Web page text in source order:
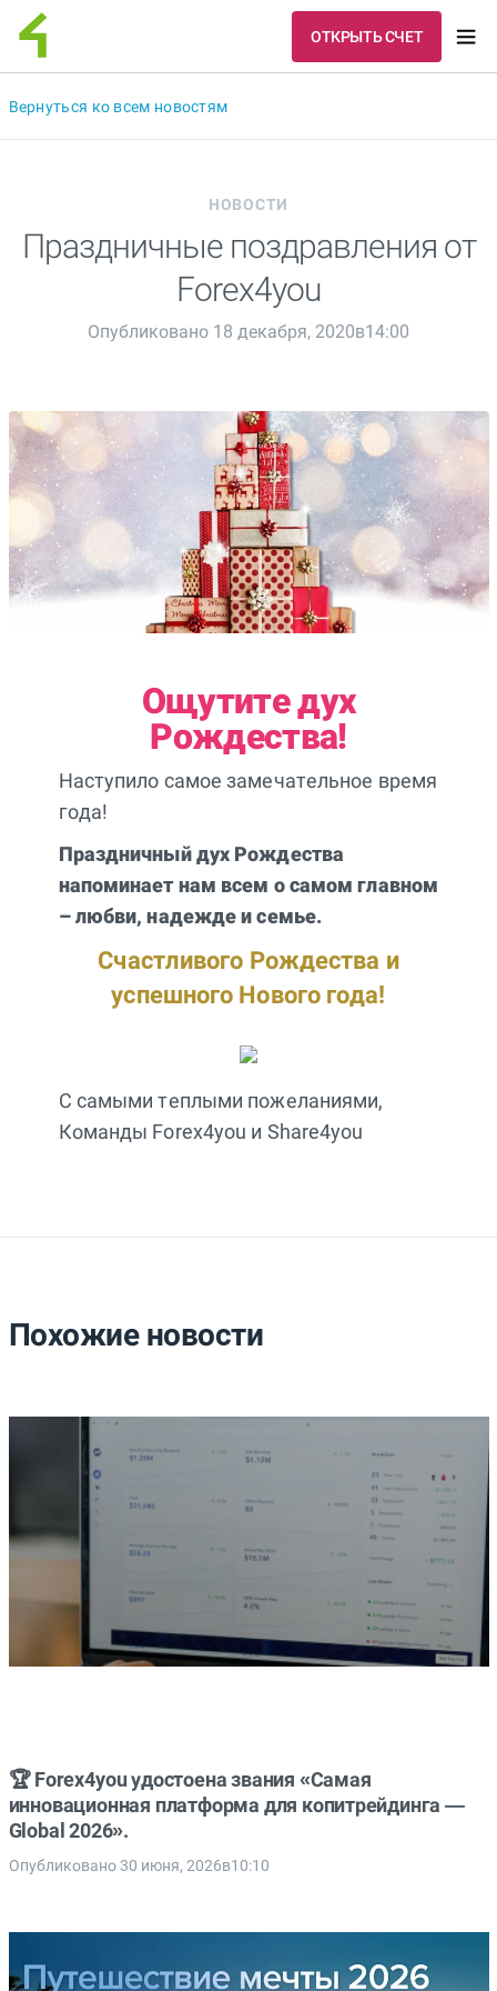
ОТКРЫТЬ СЧЕТ
Вернуться ко всем новостям
НОВОСТИ
Праздничные поздравления от
Forex4you
Опубликовано 18 декабря, 2020в14:00
Ощутите дух
Рождества!
Наступило самое замечательное время
года!
Праздничный дух Рождества
напоминает нам всем о самом главном
– любви, надежде и семье.
Счастливого Рождества и
успешного Нового года!
С самыми теплыми пожеланиями,
Команды Forex4you и Share4you
Похожие новости
🏆 Forex4you удостоена звания «Самая
инновационная платформа для копитрейдинга —
Global 2026».
Опубликовано 30 июня, 2026в10:10